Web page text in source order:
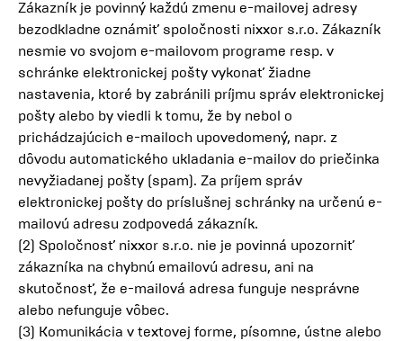
Zákazník je povinný každú zmenu e-mailovej adresy
bezodkladne oznámiť spoločnosti nixxor s.r.o. Zákazník
nesmie vo svojom e-mailovom programe resp. v
schránke elektronickej pošty vykonať žiadne
nastavenia, ktoré by zabránili príjmu správ elektronickej
pošty alebo by viedli k tomu, že by nebol o
prichádzajúcich e-mailoch upovedomený, napr. z
dôvodu automatického ukladania e-mailov do priečinka
nevyžiadanej pošty (spam). Za príjem správ
elektronickej pošty do príslušnej schránky na určenú e-
mailovú adresu zodpovedá zákazník.
(2) Spoločnosť nixxor s.r.o. nie je povinná upozorniť
zákazníka na chybnú emailovú adresu, ani na
skutočnosť, že e-mailová adresa funguje nesprávne
alebo nefunguje vôbec.
(3) Komunikácia v textovej forme, písomne, ústne alebo